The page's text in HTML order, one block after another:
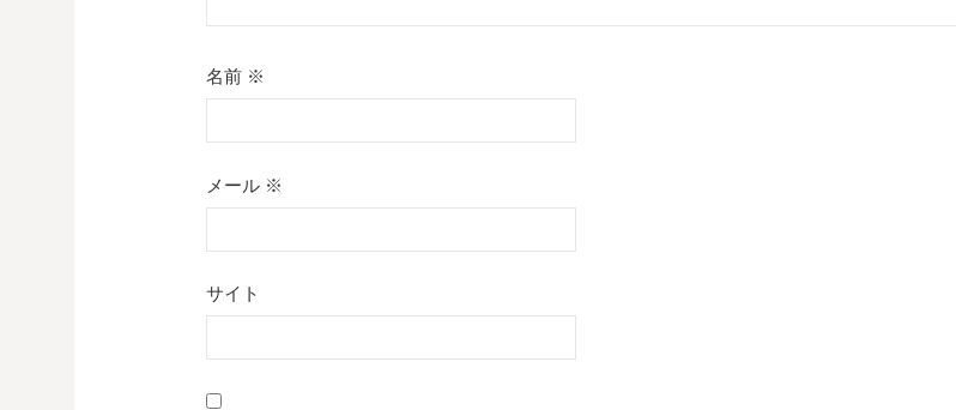
名前 ※
メール ※
サイト